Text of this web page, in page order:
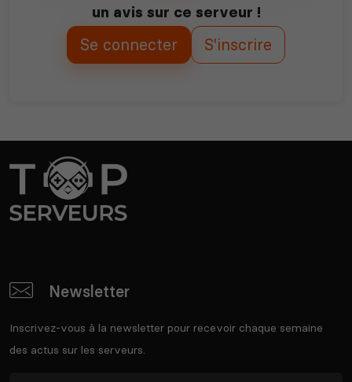
un avis sur ce serveur !
Se connecter S'inscrire
Newsletter
Inscrivez-vous à la newsletter pour recevoir chaque semaine
des actus sur les serveurs.